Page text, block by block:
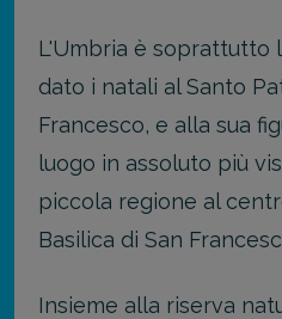
L'Umbria è soprattutto
dato i natali al Santo
Francesco, e alla sua
luogo in assoluto più
piccola regione al
Basilica di San
Insieme alla riserva